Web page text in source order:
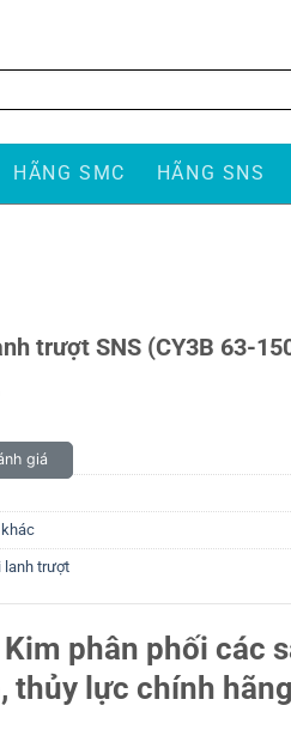
HÃNG SMC HÃNG SNS
trượt SNS (CY3B 63-
giá
lanh trượt
phân phối các
thủy lực chính